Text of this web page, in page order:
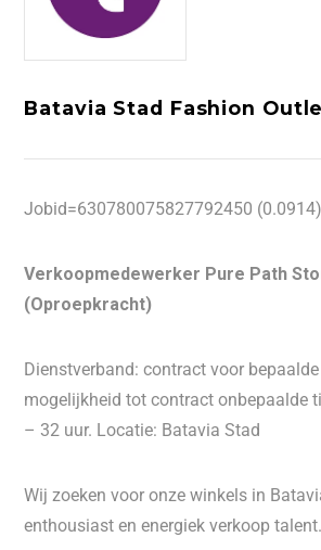
Batavia Stad Fashion
Jobid=630780075827792450 (0.0914)
Verkoopmedewerker Pure Path
(Oproepkracht)
Dienstverband: contract voor
mogelijkheid tot contract onbepaalde
– 32 uur. Locatie: Batavia Stad
Wij zoeken voor onze winkels in
enthousiast en energiek verkoop talent.